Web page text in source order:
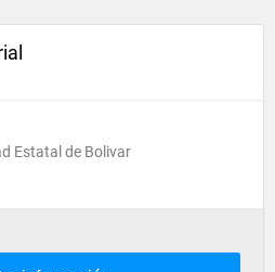
Estatal de Bolivar